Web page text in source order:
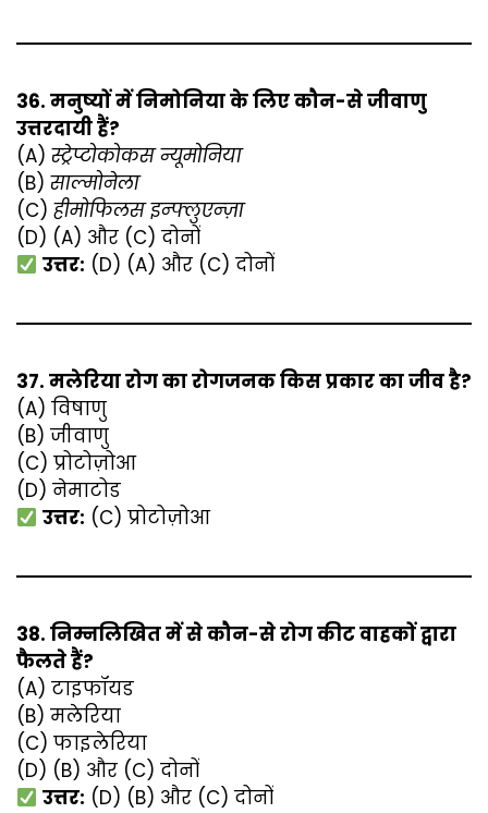
36. मनुष्यों में निमोनिया के लिए कौन-से जीवाणु
उत्तरदायी हैं?
(A) स्ट्रेप्टोकोकस न्यूमोनिया
(B) साल्मोनेला
(C) हीमोफिलस इन्फ्लुएन्ज़ा
(D) (A) और (C) दोनों
उत्तर: (D) (A) और (C) दोनों
37. मलेरिया रोग का रोगजनक किस प्रकार का जीव है?
(A) विषाणु
(B) जीवाणु
(C) प्रोटोज़ोआ
(D) नेमाटोड
उत्तर: (C) प्रोटोज़ोआ
38. निम्नलिखित में से कौन-से रोग कीट वाहकों द्वारा
फैलते हैं?
(A) टाइफॉयड
(B) मलेरिया
(C) फाइलेरिया
(D) (B) और (C) दोनों
उत्तर: (D) (B) और (C) दोनों